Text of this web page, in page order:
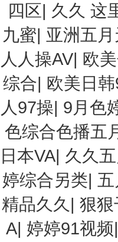
四区| 久久 这
九蜜| 亚洲五
人人操AV| 欧
综合| 欧美日
人97操| 9月色
色综合色播五
日本VA| 久久
婷综合另类|
精品久久 |狠
A| 婷婷91视频|